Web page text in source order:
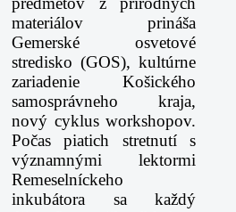
materiálov prináša
Gemerské osvetové
stredisko (GOS), kultúrne
zariadenie Košického
samosprávneho kraja,
nový cyklus workshopov.
Počas piatich stretnutí s
významnými lektormi
Remeselníckeho
inkubátora sa každý